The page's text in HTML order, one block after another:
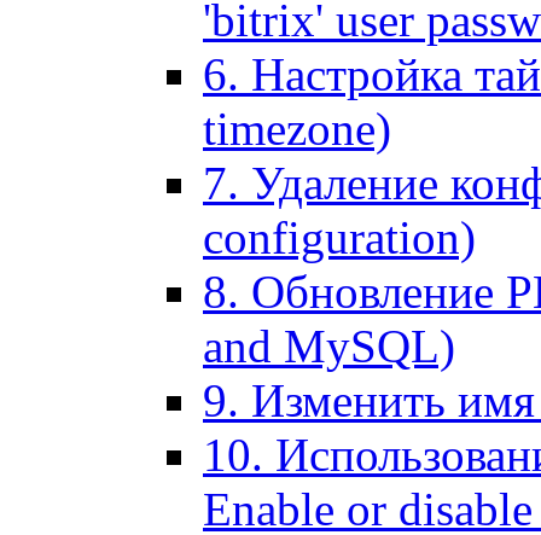
'bitrix' user
6. Настройка
timezone)
7. Удаление
configuration)
8. Обновление
and MySQL)
9. Изменить имя
10.
Enable or